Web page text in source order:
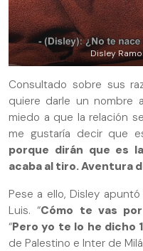
Disley
Consultado sobre sus
quiere darle un nombre
miedo a que la relación
me gustaría decir que
porque dirán que es
acaba al tiro. Aventura
Pese a ello, Disley
Luis. “Cómo te vas
“Pero yo te lo he dicho
de Palestino e Inter de